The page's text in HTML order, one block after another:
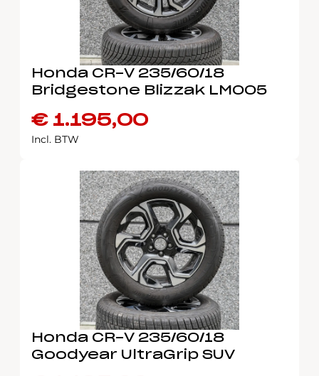
Honda CR-V 235/60/18
Bridgestone Blizzak LM005
€1.195,00
Incl. BTW
Honda CR-V 235/60/18
Goodyear UltraGrip SUV